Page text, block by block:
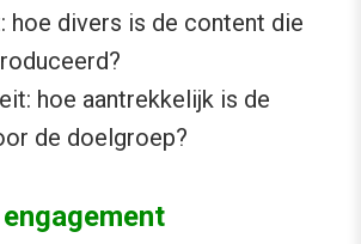
hoe divers is de content die
hoe aantrekkelijk is de
de doelgroep?